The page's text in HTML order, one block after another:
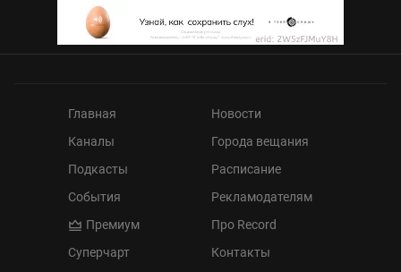
Главная
Каналы
Подкасты
События
Премиум
Суперчарт
Новости
Города вещания
Расписание
Рекламодателям
Про Record
Контакты